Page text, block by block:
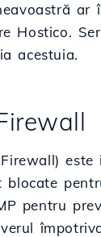
Hostico.
acestuia.
blocate
pentru